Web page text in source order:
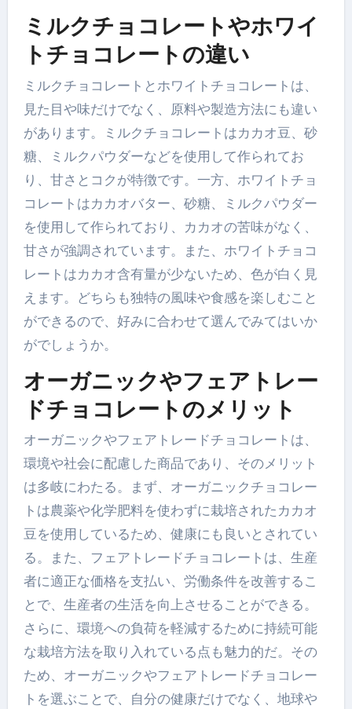
ミルクチョコレートやホワイ
トチョコレートの違い
ミルクチョコレートとホワイトチョコレートは、
見た目や味だけでなく、原料や製造方法にも違い
があります。ミルクチョコレートはカカオ豆、砂
糖、ミルクパウダーなどを使用して作られてお
り、甘さとコクが特徴です。一方、ホワイトチョ
コレートはカカオバター、砂糖、ミルクパウダー
を使用して作られており、カカオの苦味がなく、
甘さが強調されています。また、ホワイトチョコ
レートはカカオ含有量が少ないため、色が白く見
えます。どちらも独特の風味や食感を楽しむこと
ができるので、好みに合わせて選んでみてはいか
がでしょうか。
オーガニックやフェアトレー
ドチョコレートのメリット
オーガニックやフェアトレードチョコレートは、
環境や社会に配慮した商品であり、そのメリット
は多岐にわたる。まず、オーガニックチョコレー
トは農薬や化学肥料を使わずに栽培されたカカオ
豆を使用しているため、健康にも良いとされてい
る。また、フェアトレードチョコレートは、生産
者に適正な価格を支払い、労働条件を改善するこ
とで、生産者の生活を向上させることができる。
さらに、環境への負荷を軽減するために持続可能
な栽培方法を取り入れている点も魅力的だ。その
ため、オーガニックやフェアトレードチョコレー
トを選ぶことで、自分の健康だけでなく、地球や